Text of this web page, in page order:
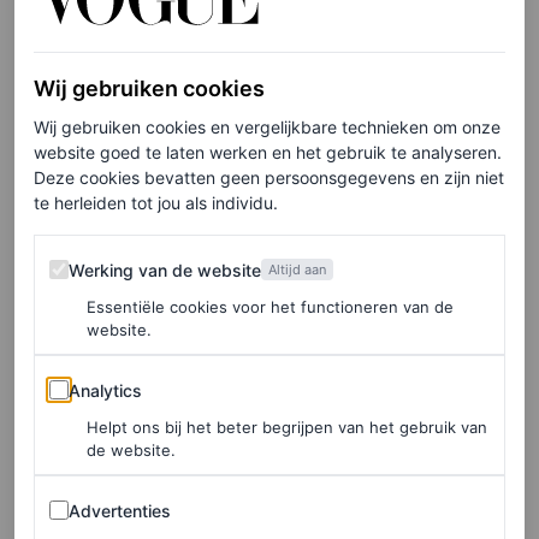
Een ontwerp van Paco Rabanne uit 1979.
Metallics en space-age
Wij gebruiken cookies
Wij gebruiken cookies en vergelijkbare technieken om onze
website goed te laten werken en het gebruik te analyseren.
Deze cookies bevatten geen persoonsgegevens en zijn niet
te herleiden tot jou als individu.
Werking van de website
Werking van de website Altijd aan
Essentiële cookies voor het functioneren van de
website.
Analytics
Analytics
Helpt ons bij het beter begrijpen van het gebruik van
de website.
Advertenties
Advertenties